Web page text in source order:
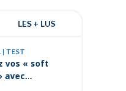
LES + LUS
| TEST
avec